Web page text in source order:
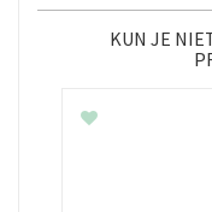
KUN JE